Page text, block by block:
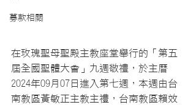
募款相關
在玫瑰聖母聖殿主教座堂舉行的「第五
屆全國聖體大會」九週敬禮，於主曆
2024年09月07日進入第七週，本週由台
南教區黃敏正主教主禮，台南教區賴效